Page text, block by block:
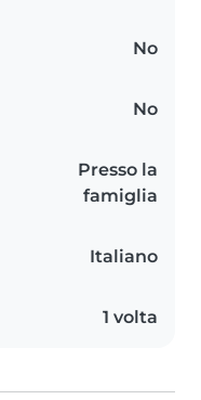
No
No
Presso la
famiglia
Italiano
1 volta